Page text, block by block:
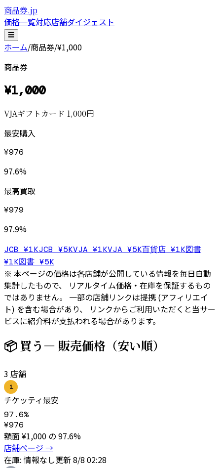
商品券.jp
価格一覧対応店舗ダイジェスト
☰
ホーム/商品券/¥1,000
商品券
¥1,000
VJAギフトカード 1,000円
最安購入
¥976
97.6%
最高買取
¥979
97.9%
JCB ¥1KJCB ¥5KVJA ¥1KVJA ¥5K百貨店 ¥1K図書
¥1K図書 ¥5K
※ 本ページの価格は各店舗が公開している情報を毎日自動
集計したもので、 リアルタイム価格・在庫を保証するもの
ではありません。 一部の店舗リンクは提携 (アフィリエイ
ト) を含む場合があり、 リンクからご利用いただくと当サー
ビスに紹介料が支払われる場合があります。
📦 買う— 販売価格（安い順）
3 店舗
1
チケッティ最安
97.6%
¥976
額面 ¥1,000 の 97.6%
店舗ページ →
在庫: 情報なし更新 8/8 02:28